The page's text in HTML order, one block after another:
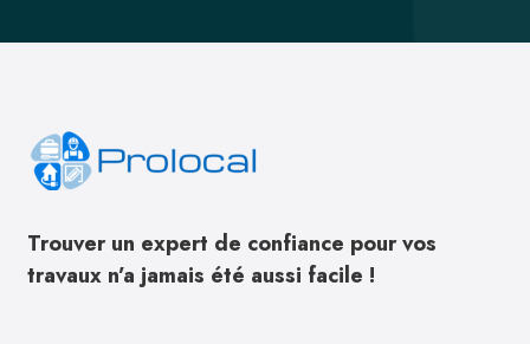
Trouver un expert de confiance pour vos
travaux n’a jamais été aussi facile !